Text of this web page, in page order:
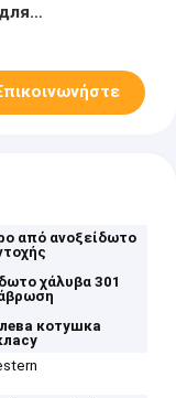
από ανοξείδωτο
χάλυβα 301
котушка